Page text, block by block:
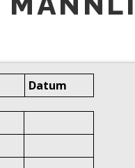
Datum